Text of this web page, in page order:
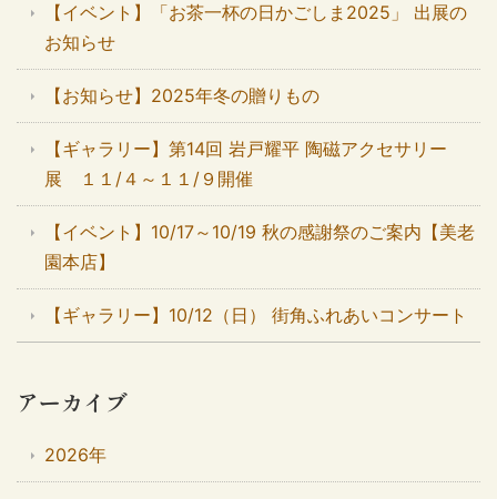
【イベント】「お茶一杯の日かごしま2025」 出展の
お知らせ
【お知らせ】2025年冬の贈りもの
【ギャラリー】第14回 岩戸耀平 陶磁アクセサリー
展 １１/４～１１/９開催
【イベント】10/17～10/19 秋の感謝祭のご案内【美老
園本店】
【ギャラリー】10/12（日） 街角ふれあいコンサート
アーカイブ
2026年